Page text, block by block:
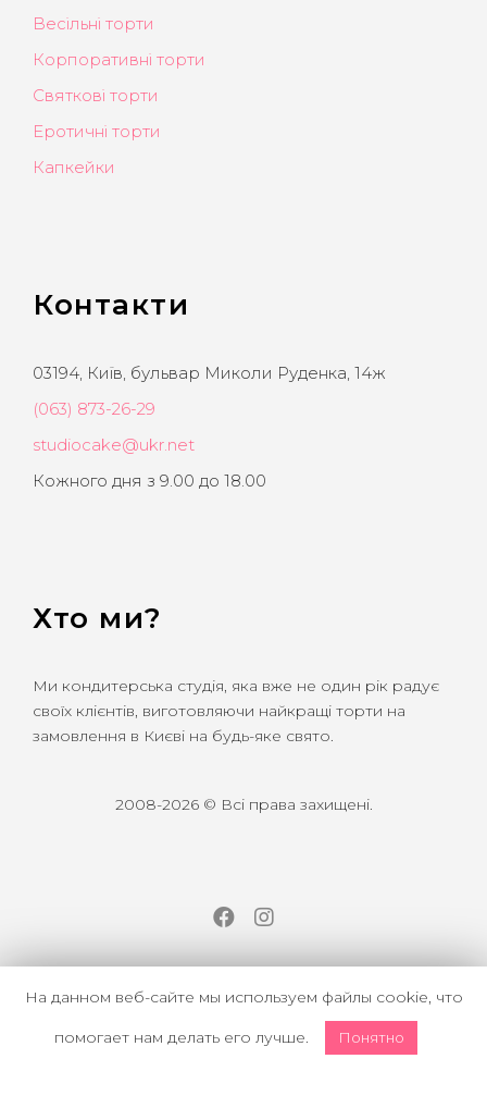
Весільні торти
Корпоративні торти
Святкові торти
Еротичні торти
Капкейки
Контакти
03194, Київ, бульвар Миколи Руденка, 14ж
(063) 873-26-29
studiocake@ukr.net
Кожного дня з 9.00 до 18.00
Хто ми?
Ми кондитерська студія, яка вже не один рік радує
своїх клієнтів, виготовляючи найкращі торти на
замовлення в Києві на будь-яке свято.
2008-2026 © Всі права захищені.
FacebookInstagram
На данном веб-сайте мы используем файлы cookie, что
помогает нам делать его лучше. Понятно